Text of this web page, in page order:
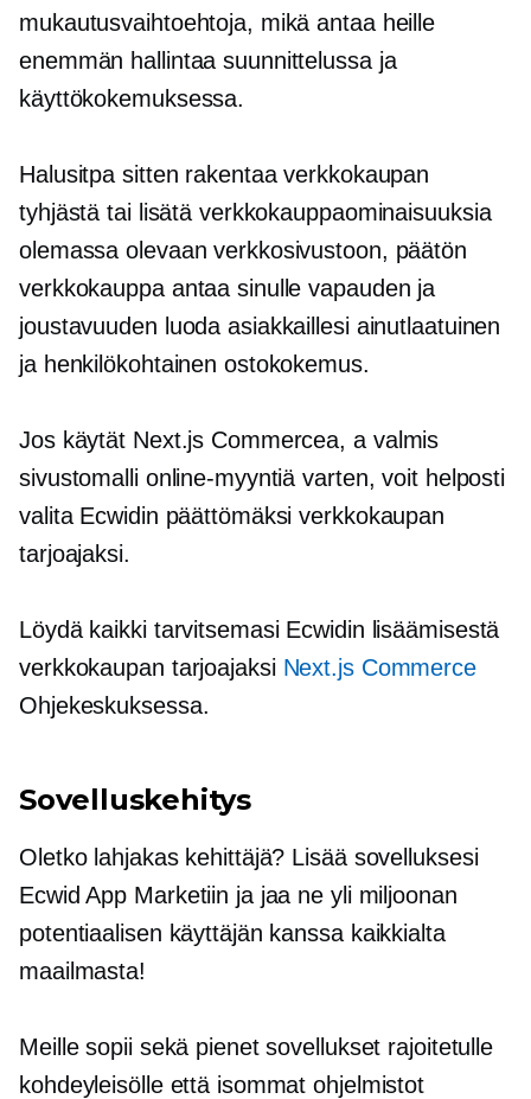
mukautusvaihtoehtoja, mikä antaa heille
enemmän hallintaa suunnittelussa ja
käyttökokemuksessa.
Halusitpa sitten rakentaa verkkokaupan
tyhjästä tai lisätä verkkokauppaominaisuuksia
olemassa olevaan verkkosivustoon, päätön
verkkokauppa antaa sinulle vapauden ja
joustavuuden luoda asiakkaillesi ainutlaatuinen
ja henkilökohtainen ostokokemus.
Jos käytät Next.js Commercea, a valmis
sivustomalli online-myyntiä varten, voit helposti
valita Ecwidin päättömäksi verkkokaupan
tarjoajaksi.
Löydä kaikki tarvitsemasi Ecwidin lisäämisestä
verkkokaupan tarjoajaksi Next.js Commerce
Ohjekeskuksessa.
Sovelluskehitys
Oletko lahjakas kehittäjä? Lisää sovelluksesi
Ecwid App Marketiin ja jaa ne yli miljoonan
potentiaalisen käyttäjän kanssa kaikkialta
maailmasta!
Meille sopii sekä pienet sovellukset rajoitetulle
kohdeyleisölle että isommat ohjelmistot